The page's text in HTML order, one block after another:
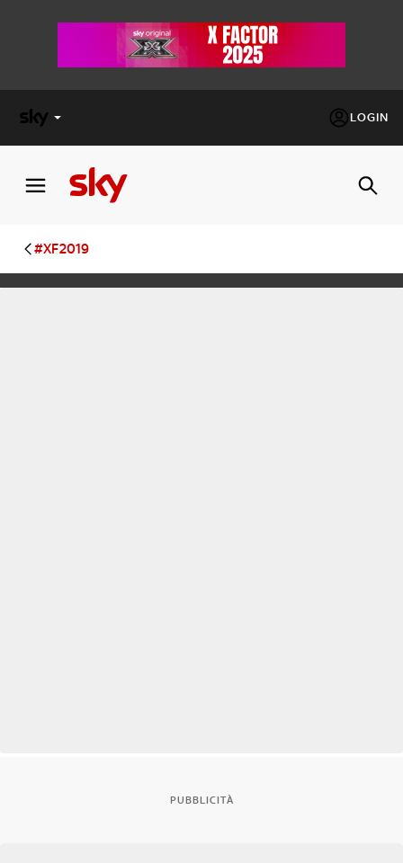
LOGIN
FACTOR
PECHINO
#XF2019
PUBBLICITÀ